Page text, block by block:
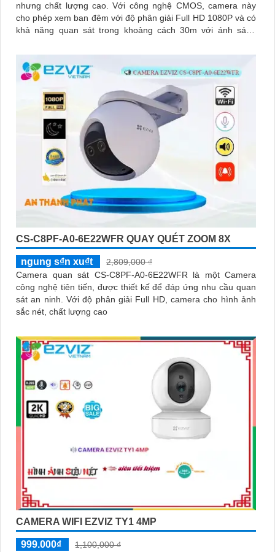
nhưng chất lượng cao. Với công nghệ CMOS, camera này
cho phép xem ban đêm với độ phân giải Full HD 1080P và có
khả năng quan sát trong khoảng cách 30m với ánh sáng
CS-C8PF-A0-6E22WFR QUAY QUÉT ZOOM 8X
ngung s₫n xu₫t
2,809,000 ₫
Camera quan sát CS-C8PF-A0-6E22WFR là một Camera
công nghệ tiên tiến, được thiết kế để đáp ứng nhu cầu quan
sát an ninh. Với độ phân giải Full HD, camera cho hình ảnh
sắc nét, chất lượng cao
CAMERA WIFI EZVIZ TY1 4MP
999.000₫
1,100,000 ₫